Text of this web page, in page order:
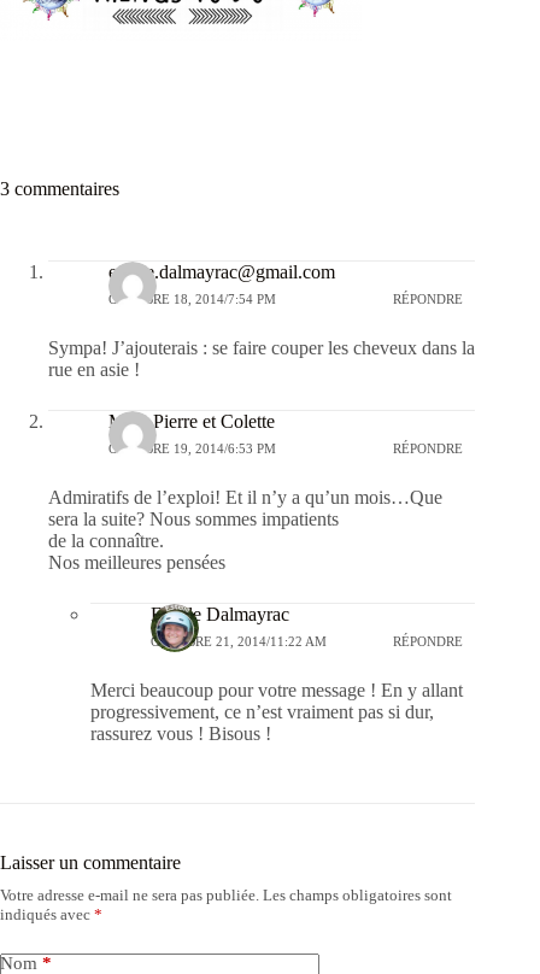
3 commentaires
emilie.dalmayrac@gmail.com
OCTOBRE 18, 2014/7:54 PM RÉPONDRE
Sympa! J’ajouterais : se faire couper les cheveux dans la
rue en asie !
Main Pierre et Colette
OCTOBRE 19, 2014/6:53 PM RÉPONDRE
Admiratifs de l’exploi! Et il n’y a qu’un mois…Que
sera la suite? Nous sommes impatients
de la connaître.
Nos meilleures pensées
Estelle Dalmayrac
OCTOBRE 21, 2014/11:22 AM RÉPONDRE
Merci beaucoup pour votre message ! En y allant
progressivement, ce n’est vraiment pas si dur,
rassurez vous ! Bisous !
Laisser un commentaire
Votre adresse e-mail ne sera pas publiée. Les champs obligatoires sont
indiqués avec *
Nom *